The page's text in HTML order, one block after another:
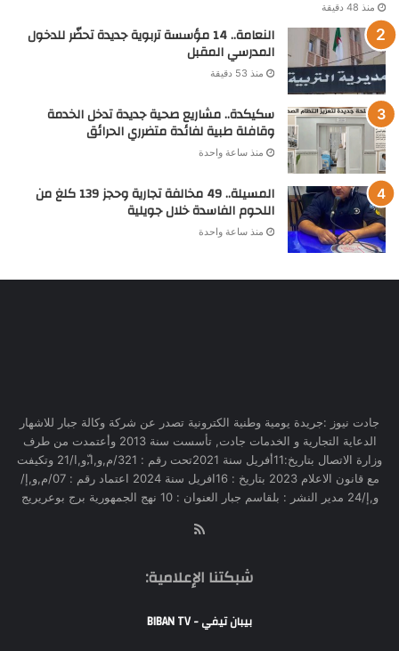
منذ 48 دقيقة
النعامة.. 14 مؤسسة تربوية جديدة تحضّر للدخول
المدرسي المقبل
منذ 53 دقيقة
سكيكدة.. مشاريع صحية جديدة تدخل الخدمة
وقافلة طبية لفائدة متضرري الحرائق
منذ ساعة واحدة
المسيلة.. 49 مخالفة تجارية وحجز 139 كلغ من
اللحوم الفاسدة خلال جويلية
منذ ساعة واحدة
جادت نيوز :جريدة يومية وطنية الكترونية تصدر عن شركة وكالة جبار للاشهار
الدعاية التجارية و الخدمات جادت, تأسست سنة 2013 وأعتمدت من طرف
وزارة الاتصال بتاريخ:11أفريل سنة 2021تحت رقم : 321/م,و,ا,ّو,ا/21 وتكيفت
مع قانون الاعلام 2023 بتاريخ : 16افريل سنة 2024 اعتماد رقم : 07/م,و,إ/
و,إ/24 مدير النشر : بلقاسم جبار العنوان : 10 نهج الجمهورية برج بوعريريج
شبكتنا الإعلامية:
بيبان تيفي - BIBAN TV